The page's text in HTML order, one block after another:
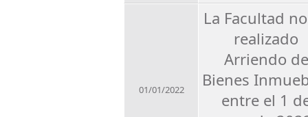
01/01/2022
La Facultad
realizado
Arriendo de
Bienes
entre el 1